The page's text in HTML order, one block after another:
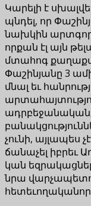
Կարելի է
պնդել, որ
նախկին
որքան էլ այն
մտահոգ
Փաշինյանը 3
մնալ եւ
չունի, այլապես
ճանաչել իբրեւ
կան
նրա